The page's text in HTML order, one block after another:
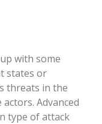
with some
states or
threats in the
Advanced
type of attack